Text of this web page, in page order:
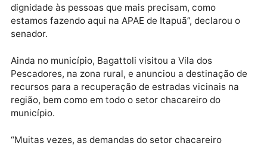
“A assistência social em nosso estado é uma área
clama por atenção. Sabemos o quanto a
trabalho e compromisso, buscando oferecer mais
dignidade às pessoas que mais precisam, como
estamos fazendo aqui na APAE de Itapuã”, declarou o
senador.
Ainda no município, Bagattoli visitou a Vila dos